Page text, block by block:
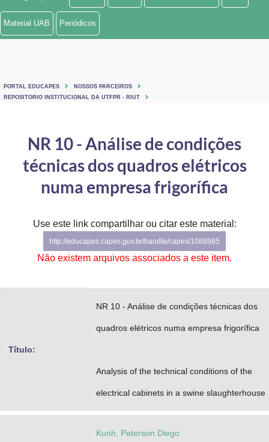
Ministério de Minas e Energia
Ministério do Turismo
Controladoria-Geral da União
Ministério da Mulher, da Família e dos Direitos Humanos
Secretaria de Governo
Gabinete de Segurança Institucional
Material UAB Periódicos
PORTAL EDUCAPES
NOSSOS PARCEIROS
REPOSITORIO INSTITUCIONAL DA UTFPR - RIUT
NR 10 - Análise de condições
técnicas dos quadros elétricos
numa empresa frigorífica
Use este link compartilhar ou citar este material:
http://educapes.capes.gov.br/handle/capes/1088985
Não existem arquivos associados a este item.
Título:
NR 10 - Análise de condições técnicas dos
quadros elétricos numa empresa frigorífica
Analysis of the technical conditions of the
electrical cabinets in a swine slaughterhouse
Kunh, Peterson Diego